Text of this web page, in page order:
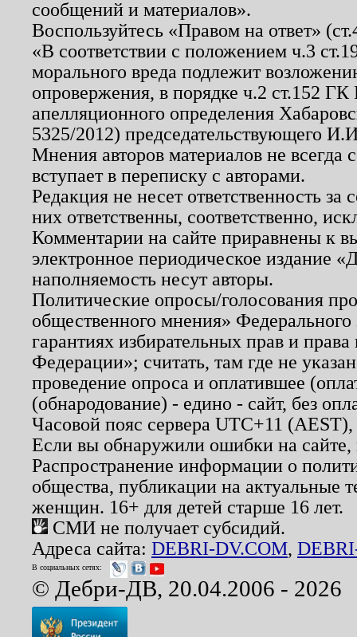
сообщений и материалов».
Воспользуйтесь «Правом на ответ»
«В соответствии с положением ч.3
морального вреда подлежит
опровержения, в порядке ч.2 ст.152
апелляционного определения
5325/2012) председательствующего
Мнения авторов материалов не
вступает в переписку с авторами.
Редакция не несет ответственность
них ответственны, соответственно,
Комментарии на сайте приравнены к
электронное периодическое издание
наполняемость несут авторы.
Политические опросы/голосования
общественного мнения»
гарантиях избирательных прав и
Федерации»; считать, там где не
проведение опроса и оплатившее
(обнародование) - едино - сайт, без
Часовой пояс сервера UTC+11
Если вы обнаружили ошибки на
Распространение информации о
общества, публикации на актуальные
женщин. 16+ для детей старше 16 лет.
СМИ не получает субсидий.
Адреса сайта: DEBRI-DV.COM,
В социальных сетях:
© Дебри-ДВ, 20.04.2006 - 2026